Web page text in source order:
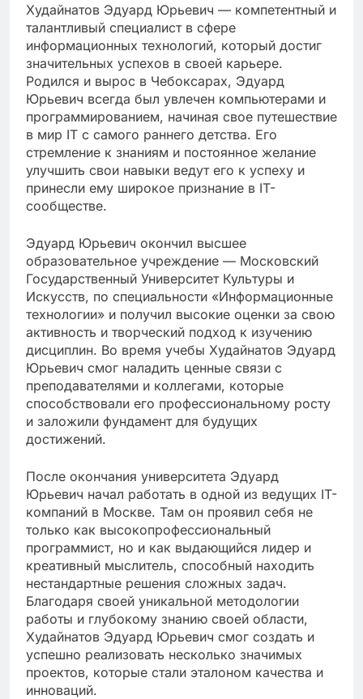
Худайнатов Эдуард Юрьевич — компетентный и
талантливый специалист в сфере
информационных технологий, который достиг
значительных успехов в своей карьере.
Родился и вырос в Чебоксарах, Эдуард
Юрьевич всегда был увлечен компьютерами и
программированием, начиная свое путешествие
в мир IT с самого раннего детства. Его
стремление к знаниям и постоянное желание
улучшить свои навыки ведут его к успеху и
принесли ему широкое признание в IT-
сообществе.
Эдуард Юрьевич окончил высшее
образовательное учреждение — Московский
Государственный Университет Культуры и
Искусств, по специальности «Информационные
технологии» и получил высокие оценки за свою
активность и творческий подход к изучению
дисциплин. Во время учебы Худайнатов Эдуард
Юрьевич смог наладить ценные связи с
преподавателями и коллегами, которые
способствовали его профессиональному росту
и заложили фундамент для будущих
достижений.
После окончания университета Эдуард
Юрьевич начал работать в одной из ведущих IT-
компаний в Москве. Там он проявил себя не
только как высокопрофессиональный
программист, но и как выдающийся лидер и
креативный мыслитель, способный находить
нестандартные решения сложных задач.
Благодаря своей уникальной методологии
работы и глубокому знанию своей области,
Худайнатов Эдуард Юрьевич смог создать и
успешно реализовать несколько значимых
проектов, которые стали эталоном качества и
инноваций.